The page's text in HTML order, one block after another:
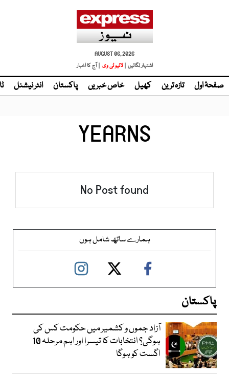
AUGUST 06, 2026
اشتہار لگائیں | لائیو ٹی وی | آج کا اخبار
صفحۂ اول تازہ ترین کھیل خاص خبریں پاکستان انٹر نیشنل
YEARNS
No Post found
ہمارے ساتھ شامل ہوں
پاکستان
آزاد جموں و کشمیر میں حکومت کس کی
ہوگی؟ انتخابات کا تیسرا اور اہم مرحلہ 10
اگست کو ہوگا